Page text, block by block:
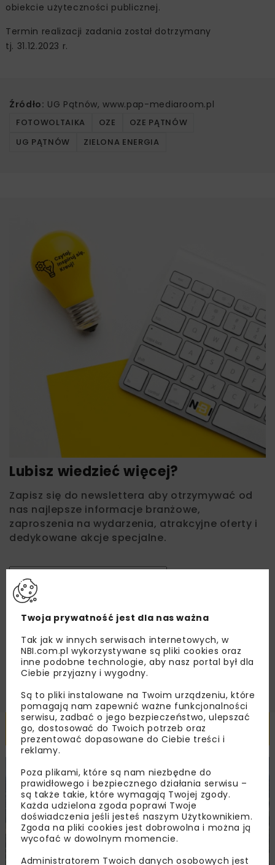
obiekcie użyteczności publicznej.
Termin realizacji zadania został dotrzymany
tj. 31.12.2023 r.
Źródło: UG Pątnów, www.pap-mediaroom.pl
FOTOWOLTAIKA OZE
OZE PĄTNÓW
UG PĄTNÓW
ZIELONA ENERGIA
Lubisz wiedzieć więcej?
Zapisz się do newslettera aby otrzymywać od
nas najlepsze informacje branżowe,
zaproszenia na wydarzenia, atrakcyjne oferty i
dedykowane akcje specjalne.
Zapoznałam/em się z
Regulaminem
podany przeze mnie adres e-mail korespondencji
handlowej w postaci newslettera.
ZAPISZ MNIE
Powiązane artykuły
KOLEJ WIADOMOŚCI INWESTYCJE
Twoja prywatność jest dla nas ważna
Tak jak w innych serwisach internetowych, w
NBI.com.pl wykorzystywane są pliki cookies oraz
inne podobne technologie, aby nasz portal był dla
Ciebie przyjazny i wygodny.
Są to pliki instalowane na Twoim urządzeniu, które
pomagają nam zapewnić ważne funkcjonalności
serwisu, zadbać o jego bezpieczeństwo, ulepszać
go, dostosować do Twoich potrzeb oraz
prezentować dopasowane do Ciebie treści i
reklamy.
Poza plikami, które są nam niezbędne do
prawidłowego i bezpiecznego działania serwisu –
są także takie, które wymagają Twojej zgody.
Każda udzielona zgoda poprawi Twoje
doświadczenia jeśli jesteś naszym Użytkownikiem.
Zgoda na pliki cookies jest dobrowolna i można ją
wycofać w dowolnym momencie.
Administratorem Twoich danych osobowych jest